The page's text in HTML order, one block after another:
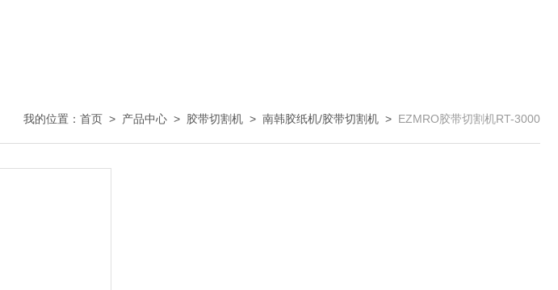
我的位置： 首页 > 产品中心 > 胶带切割机 > 南韩胶纸机/胶带切割机 > EZMRO胶带切割机RT-3000